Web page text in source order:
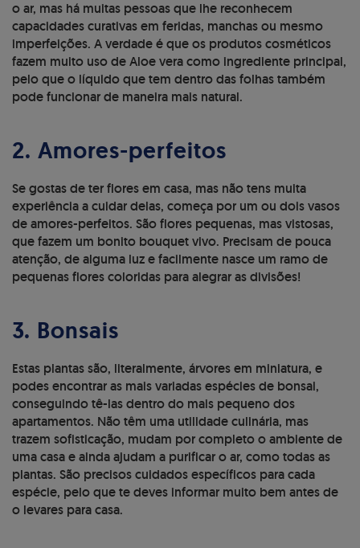
o ar, mas há muitas pessoas que lhe reconhecem
capacidades curativas em feridas, manchas ou mesmo
imperfeições. A verdade é que os produtos cosméticos
fazem muito uso de Aloe vera como ingrediente principal,
pelo que o líquido que tem dentro das folhas também
pode funcionar de maneira mais natural.
2. Amores-perfeitos
Se gostas de ter flores em casa, mas não tens muita
experiência a cuidar delas, começa por um ou dois vasos
de amores-perfeitos. São flores pequenas, mas vistosas,
que fazem um bonito bouquet vivo. Precisam de pouca
atenção, de alguma luz e facilmente nasce um ramo de
pequenas flores coloridas para alegrar as divisões!
3. Bonsais
Estas plantas são, literalmente, árvores em miniatura, e
podes encontrar as mais variadas espécies de bonsai,
conseguindo tê-las dentro do mais pequeno dos
apartamentos. Não têm uma utilidade culinária, mas
trazem sofisticação, mudam por completo o ambiente de
uma casa e ainda ajudam a purificar o ar, como todas as
plantas. São precisos cuidados específicos para cada
espécie, pelo que te deves informar muito bem antes de
o levares para casa.